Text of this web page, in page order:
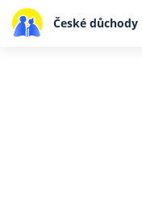
České důchody